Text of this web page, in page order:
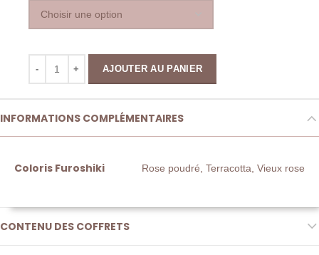
AJOUTER AU PANIER
INFORMATIONS COMPLÉMENTAIRES
Coloris Furoshiki Rose poudré, Terracotta, Vieux rose
CONTENU DES COFFRETS